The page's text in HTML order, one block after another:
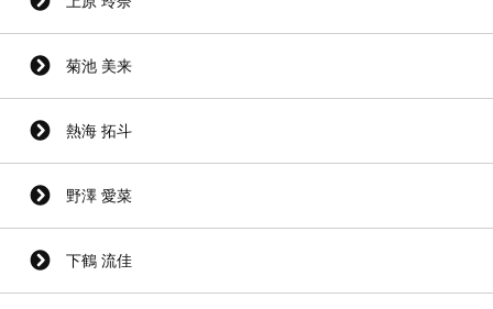
菊池 美来
熱海 拓斗
野澤 愛菜
下鶴 流佳